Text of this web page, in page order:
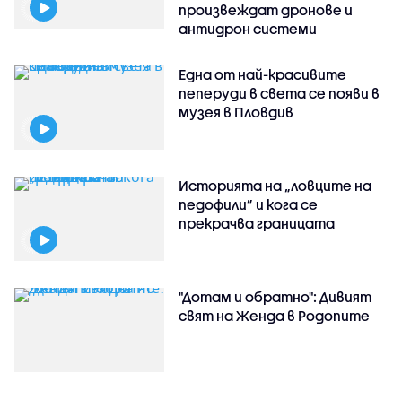
произвеждат дронове и
антидрон системи
Една от най-красивите
пеперуди в света се появи в
музея в Пловдив
Историята на „ловците на
педофили” и кога се
прекрачва границата
"Дотам и обратно": Дивият
свят на Женда в Родопите